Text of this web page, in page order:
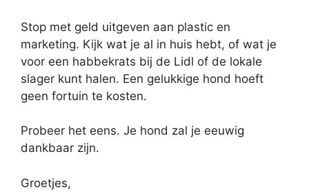
Stop met geld uitgeven aan plastic en
marketing. Kijk wat je al in huis hebt, of wat je
voor een habbekrats bij de Lidl of de lokale
slager kunt halen. Een gelukkige hond hoeft
geen fortuin te kosten.
Probeer het eens. Je hond zal je eeuwig
dankbaar zijn.
Groetjes,